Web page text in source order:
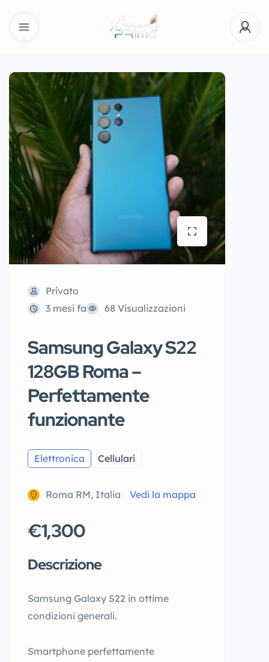
Privato
3 mesi fa
68 Visualizzazioni
Samsung Galaxy S22
128GB Roma –
Perfettamente
funzionante
Elettronica Cellulari
Roma RM, Italia Vedi la mappa
€1,300
Descrizione
Samsung Galaxy S22 in ottime
condizioni generali.
Smartphone perfettamente